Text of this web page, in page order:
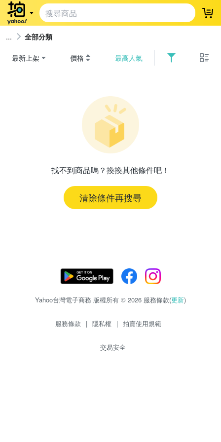
登
全部分類
最新上架 價格 最高人氣
找不到商品嗎？換換其他條件吧！
清除條件再搜尋
Yahoo台灣電子商務 版權所有 © 2026 服務條款(更新)
服務條款 | 隱私權 | 拍賣使用規範
交易安全